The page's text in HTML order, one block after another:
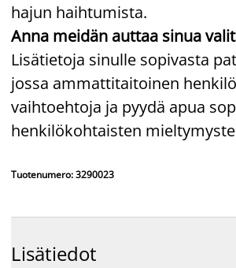
hajun haihtumista.
Anna meidän auttaa sinua
Lisätietoja sinulle sopivasta
jossa ammattitaitoinen
vaihtoehtoja ja pyydä apua
henkilökohtaisten
Tuotenumero: 3290023
Lisätiedot